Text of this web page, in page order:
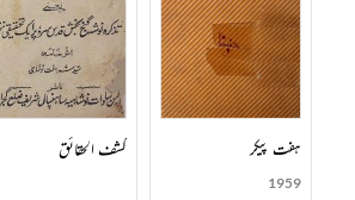
ہفت پیکر
1959
کشف الحقائق